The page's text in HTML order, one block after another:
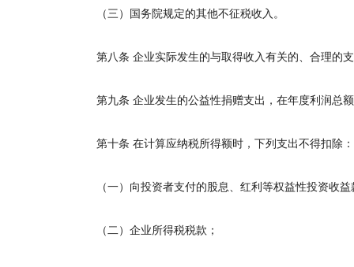
（三）国务院规定的其他不征税收入。
第八条 企业实际发生的与取得收入有关的、合理的
第九条 企业发生的公益性捐赠支出，在年度利润总额
第十条 在计算应纳税所得额时，下列支出不得扣除：
（一）向投资者支付的股息、红利等权益性投资收益
（二）企业所得税税款；